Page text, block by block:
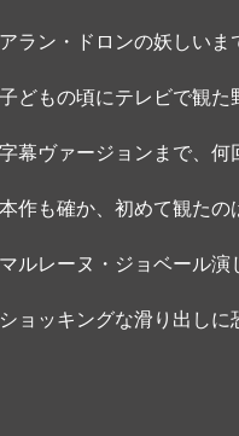
アラン・ドロンの妖しいま
子どもの頃にテレビで観た
字幕ヴァージョンまで、何
本作も確か、初めて観たの
マルレーヌ・ジョベール
ショッキングな滑り出しに